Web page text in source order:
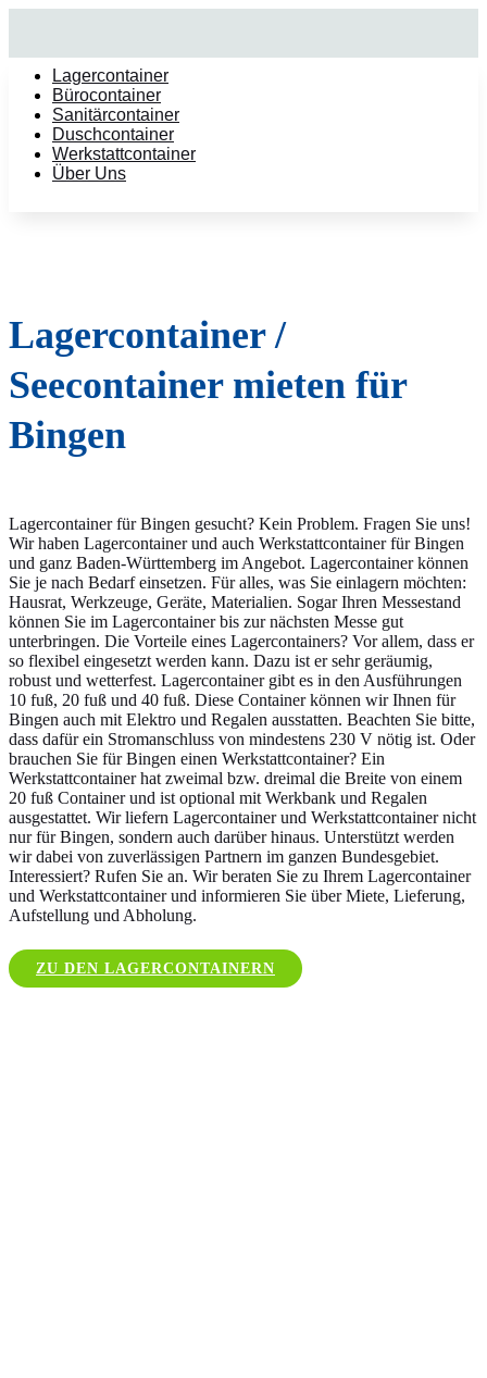
Lagercontainer
Bürocontainer
Sanitärcontainer
Duschcontainer
Werkstattcontainer
Über Uns
Lagercontainer /
Seecontainer mieten für
Bingen
Lagercontainer für Bingen gesucht? Kein Problem. Fragen Sie uns!
Wir haben Lagercontainer und auch Werkstattcontainer für Bingen
und ganz Baden-Württemberg im Angebot. Lagercontainer können
Sie je nach Bedarf einsetzen. Für alles, was Sie einlagern möchten:
Hausrat, Werkzeuge, Geräte, Materialien. Sogar Ihren Messestand
können Sie im Lagercontainer bis zur nächsten Messe gut
unterbringen. Die Vorteile eines Lagercontainers? Vor allem, dass er
so flexibel eingesetzt werden kann. Dazu ist er sehr geräumig,
robust und wetterfest. Lagercontainer gibt es in den Ausführungen
10 fuß, 20 fuß und 40 fuß. Diese Container können wir Ihnen für
Bingen auch mit Elektro und Regalen ausstatten. Beachten Sie bitte,
dass dafür ein Stromanschluss von mindestens 230 V nötig ist. Oder
brauchen Sie für Bingen einen Werkstattcontainer? Ein
Werkstattcontainer hat zweimal bzw. dreimal die Breite von einem
20 fuß Container und ist optional mit Werkbank und Regalen
ausgestattet. Wir liefern Lagercontainer und Werkstattcontainer nicht
nur für Bingen, sondern auch darüber hinaus. Unterstützt werden
wir dabei von zuverlässigen Partnern im ganzen Bundesgebiet.
Interessiert? Rufen Sie an. Wir beraten Sie zu Ihrem Lagercontainer
und Werkstattcontainer und informieren Sie über Miete, Lieferung,
Aufstellung und Abholung.
ZU DEN LAGERCONTAINERN